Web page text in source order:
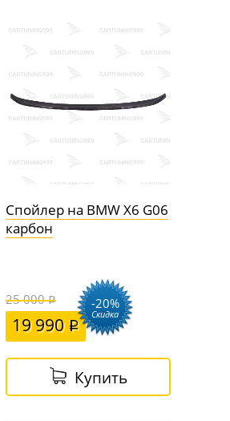
Спойлер на BMW X6 G06
карбон
25 000
19 990
-20%
Скидка
Купить